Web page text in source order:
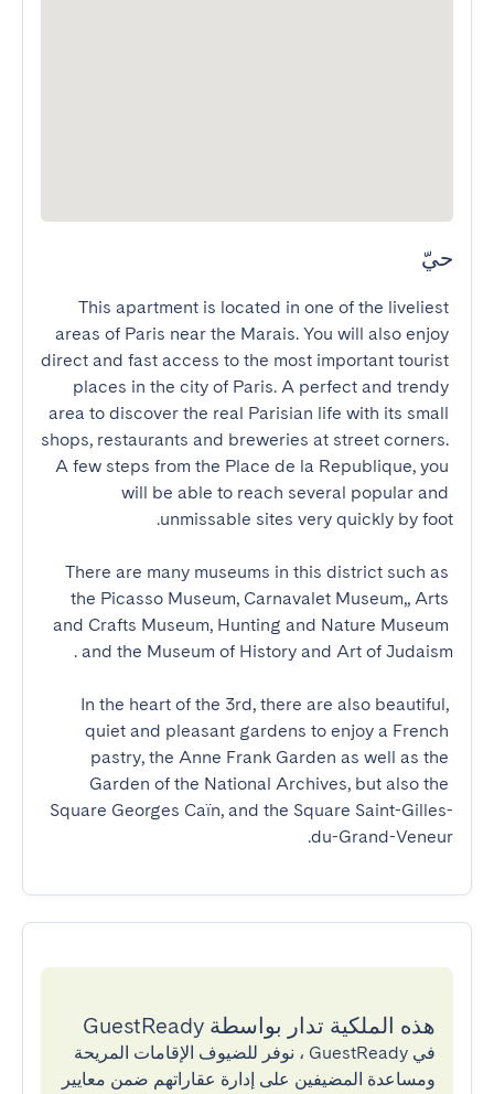
حيّ
This apartment is located in one of the liveliest
areas of Paris near the Marais. You will also enjoy
direct and fast access to the most important tourist
places in the city of Paris. A perfect and trendy
area to discover the real Parisian life with its small
shops, restaurants and breweries at street corners.
A few steps from the Place de la Republique, you
will be able to reach several popular and
There are many museums in this district such as
the Picasso Museum, Carnavalet Museum,, Arts
and Crafts Museum, Hunting and Nature Museum
In the heart of the 3rd, there are also beautiful,
quiet and pleasant gardens to enjoy a French
pastry, the Anne Frank Garden as well as the
Garden of the National Archives, but also the
Square Georges Caïn, and the Square Saint-Gilles-
du-Grand-Veneur.
هذه الملكية تدار بواسطة GuestReady
في GuestReady ، نوفر للضيوف الإقامات المريحة
ومساعدة المضيفين على إدارة عقاراتهم ضمن معايير